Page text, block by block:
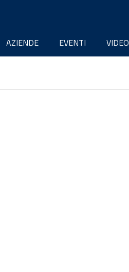
AZIENDE EVENTI VIDEO